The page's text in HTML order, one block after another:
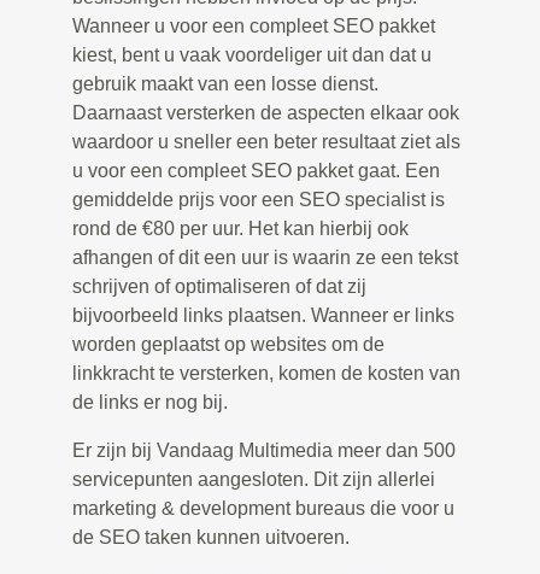
Wanneer u voor een compleet SEO pakket
kiest, bent u vaak voordeliger uit dan dat u
gebruik maakt van een losse dienst.
Daarnaast versterken de aspecten elkaar ook
waardoor u sneller een beter resultaat ziet als
u voor een compleet SEO pakket gaat. Een
gemiddelde prijs voor een SEO specialist is
rond de €80 per uur. Het kan hierbij ook
afhangen of dit een uur is waarin ze een tekst
schrijven of optimaliseren of dat zij
bijvoorbeeld links plaatsen. Wanneer er links
worden geplaatst op websites om de
linkkracht te versterken, komen de kosten van
de links er nog bij.
Er zijn bij Vandaag Multimedia meer dan 500
servicepunten aangesloten. Dit zijn allerlei
marketing & development bureaus die voor u
de SEO taken kunnen uitvoeren.